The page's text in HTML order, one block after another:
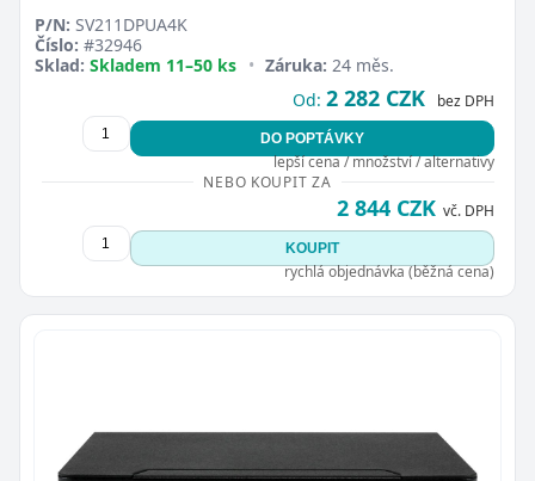
P/N: SV211DPUA4K
Číslo: #32946
Sklad: Skladem 11–50 ks • Záruka: 24 měs.
Od: 2 282 CZK bez DPH
DO POPTÁVKY
lepší cena / množství / alternativy
NEBO KOUPIT ZA
2 844 CZK vč. DPH
KOUPIT
rychlá objednávka (běžná cena)